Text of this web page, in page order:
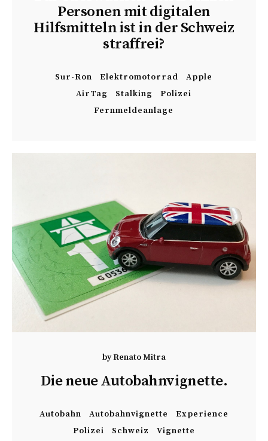
Personen mit digitalen
Hilfsmitteln ist in der Schweiz
straffrei?
Sur-Ron Elektromotorrad
Apple
AirTag
Stalking
Polizei
Fernmeldeanlage
byRenato Mitra
Die neue Autobahnvignette.
Autobahn Autobahnvignette
Experience
Polizei
Schweiz Vignette